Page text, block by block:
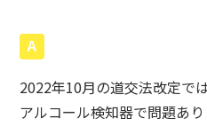
2022年10月の道交法改定で
アルコール検知器で問題あり